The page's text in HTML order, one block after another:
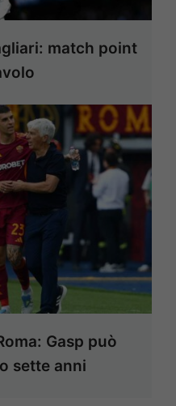
match point
Gasp può
sette anni